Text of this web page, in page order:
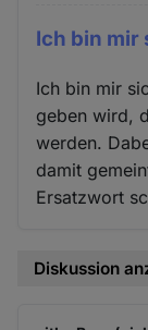
Ich bin mir
Ich bin mir
geben wird,
werden.
damit
Ersatzwort
Diskussion